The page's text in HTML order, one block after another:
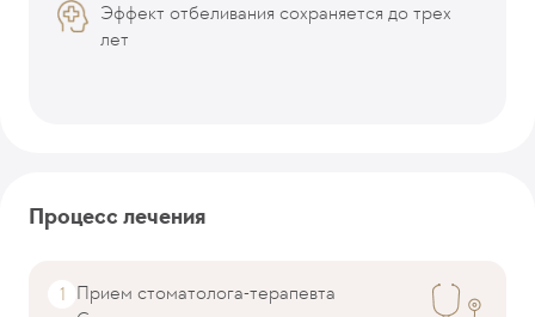
Эффект отбеливания сохраняется до трех
лет
Процесс лечения
Прием стоматолога-терапевта